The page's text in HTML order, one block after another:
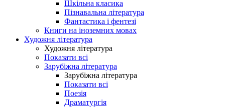
Шкільна класика
Пізнавальна література
Фантастика і фентезі
Книги на іноземних мовах
Художня література
Художня література
Показати всі
Зарубіжна література
Зарубіжна література
Показати всі
Поезія
Драматургія